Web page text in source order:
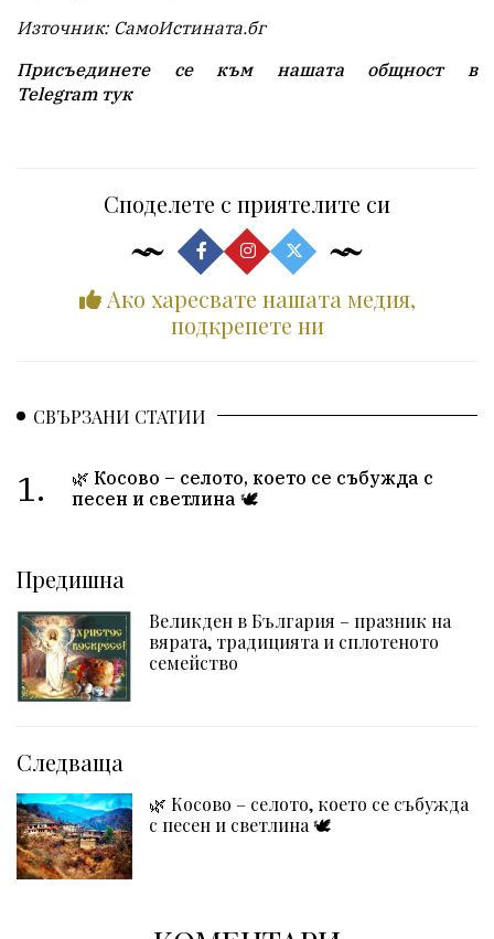
Източник: СамоИстината.бг
Присъединете се към нашата общност в
Telegram тук
Споделете с приятелите си
Ако харесвате нашата медия,
подкрепете ни
СВЪРЗАНИ СТАТИИ
1.
🌿 Косово – селото, което се събужда с
песен и светлина 🕊️
Предишна
Великден в България – празник на
вярата, традицията и сплотеното
семейство
Следваща
🌿 Косово – селото, което се събужда
с песен и светлина 🕊️